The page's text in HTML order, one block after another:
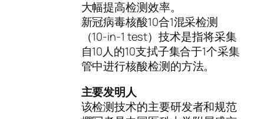
大幅提高检测效率。
新冠病毒核酸10合1混采检测
（10-in-1 test）技术是指将采集
自10人的10支拭子集合于1个采集
管中进行核酸检测的方法。
主要发明人
该检测技术的主要研发者和规范